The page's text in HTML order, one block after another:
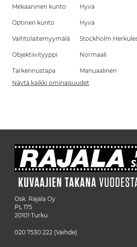
Mekaaninen kunto Hyvä
Optinen kunto Hyvä
Vaihtolaitemyymälä Stockholm
Objektiivityyppi Normaali
Tarkennustapa
Manuaalinen
Näytä kaikki ominaisuudet
Osk. Rajala Oy
PL 175
20101 Turku
020 7530 222 (Vaihde)